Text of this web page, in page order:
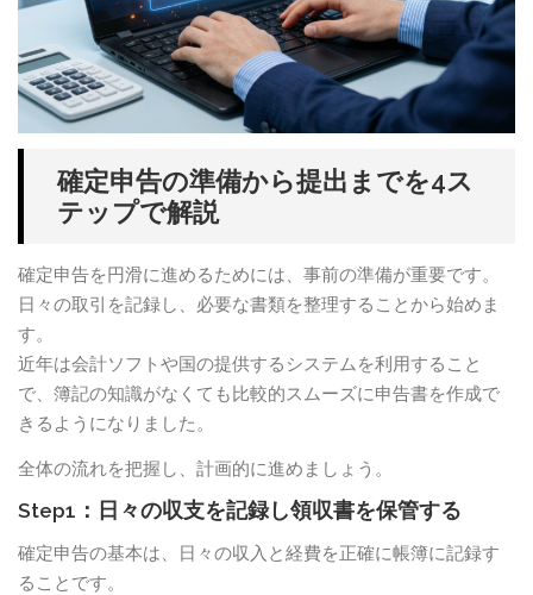
確定申告の準備から提出までを4ス
テップで解説
確定申告を円滑に進めるためには、事前の準備が重要です。
日々の取引を記録し、必要な書類を整理することから始めま
す。
近年は会計ソフトや国の提供するシステムを利用すること
で、簿記の知識がなくても比較的スムーズに申告書を作成で
きるようになりました。
全体の流れを把握し、計画的に進めましょう。
Step1：日々の収支を記録し領収書を保管する
確定申告の基本は、日々の収入と経費を正確に帳簿に記録す
ることです。